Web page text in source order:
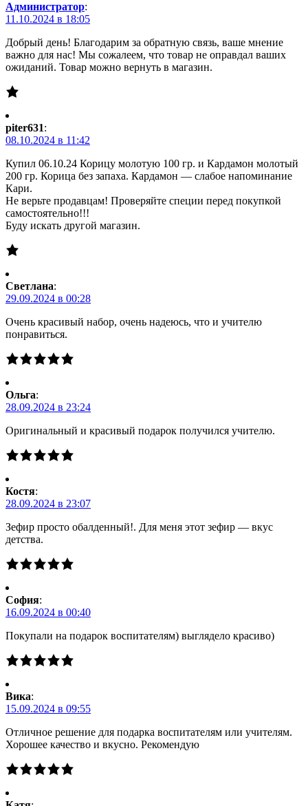
Администратор:
11.10.2024 в 18:05
Добрый день! Благодарим за обратную связь, ваше мнение
важно для нас! Мы сожалеем, что товар не оправдал ваших
ожиданий. Товар можно вернуть в магазин.
piter631:
08.10.2024 в 11:42
Купил 06.10.24 Корицу молотую 100 гр. и Кардамон молотый
200 гр. Корица без запаха. Кардамон — слабое напоминание
Кари.
Не верьте продавцам! Проверяйте специи перед покупкой
самостоятельно!!!
Буду искать другой магазин.
Светлана:
29.09.2024 в 00:28
Очень красивый набор, очень надеюсь, что и учителю
понравиться.
Ольга:
28.09.2024 в 23:24
Оригинальный и красивый подарок получился учителю.
Костя:
28.09.2024 в 23:07
Зефир просто обалденный!. Для меня этот зефир — вкус
детства.
Cофия:
16.09.2024 в 00:40
Покупали на подарок воспитателям) выглядело красиво)
Вика:
15.09.2024 в 09:55
Отличное решение для подарка воспитателям или учителям.
Хорошее качество и вкусно. Рекомендую